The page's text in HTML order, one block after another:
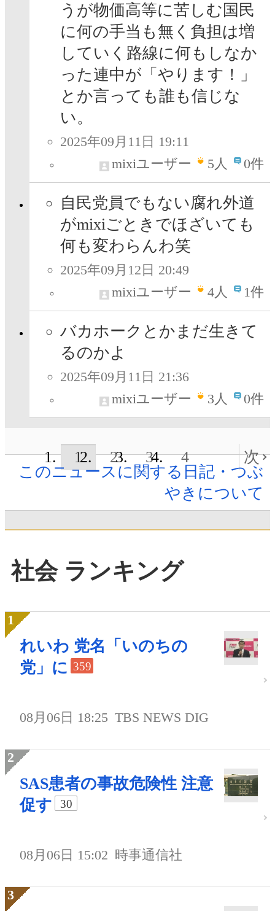
うが物価高等に苦しむ国民
に何の手当も無く負担は増
していく路線に何もしなか
った連中が「やります！」
とか言っても誰も信じな
い。
2025年09月11日 19:11
mixiユーザー
5人 0件
自民党員でもない腐れ外道
がmixiごときでほざいても
何も変わらんわ笑
2025年09月12日 20:49
mixiユーザー
4人 1件
バカホークとかまだ生きて
るのかよ
2025年09月11日 21:36
mixiユーザー
3人 0件
1 2 3 4
次
このニュースに関する日記・つぶ
やきについて
社会 ランキング
れいわ 党名「いのちの
党」に 359
08月06日 18:25 TBS NEWS DIG
SAS患者の事故危険性 注意
促す
30
08月06日 15:02 時事通信社